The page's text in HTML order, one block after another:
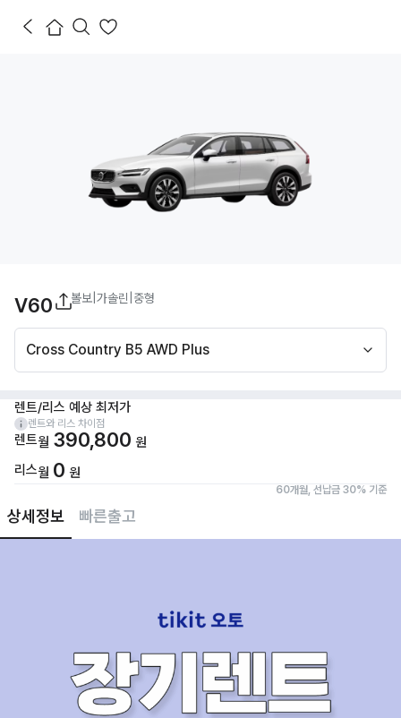
상세정보 빠른출고
V60 볼보 |가솔린 중형
Cross Country B5 AWD Plus
렌트/리스 예상 최저가
렌트와 리스 차이점
렌트월 390,800 원
리스월 0 원
60개월, 선납금 30% 기준